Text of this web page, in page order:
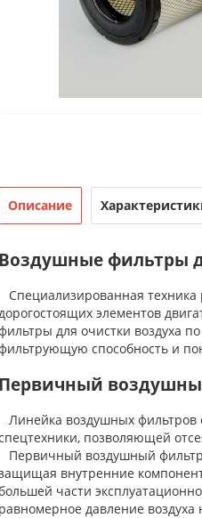
Описание
Воздушные фильтры
Специализированная техника
элементов
для очистки воздуха
способность и
Первичный
Линейка воздушных фильтров
позволяющей
Первичный воздушный фильтр
внутренние
части
равномерное давление